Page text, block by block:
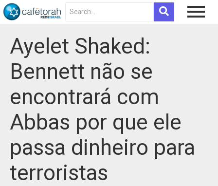
Ayelet Shaked:
Bennett não se
encontrará com
Abbas por que ele
passa dinheiro para
terroristas